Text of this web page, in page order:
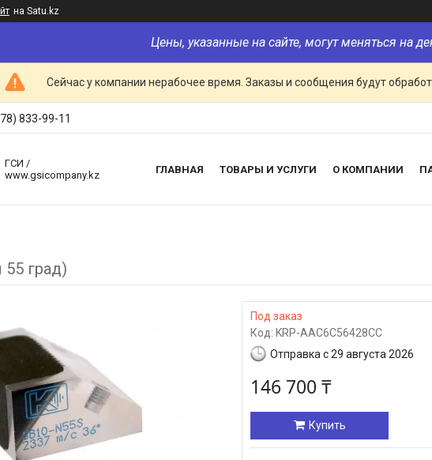
на Satu.kz
Цены, указанные на сайте, могут меняться на
Сейчас у компании нерабочее время. Заказы и сообщения будут
833-99-11
ГСИ /
www.gsicompany.kz
ГЛАВНАЯ ТОВАРЫ И УСЛУГИ О КОМПАНИИ
55 град)
Под заказ
Код: KRP-AAC6C56428CC
Отправка с 29 августа 2026
146 700 ₸
Купить